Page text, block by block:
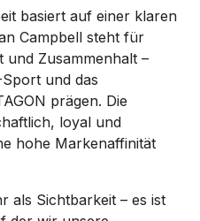
basiert auf einer klaren
Campbell steht für
und Zusammenhalt –
und das
prägen. Die
loyal und
hohe Markenaffinität
als Sichtbarkeit – es ist